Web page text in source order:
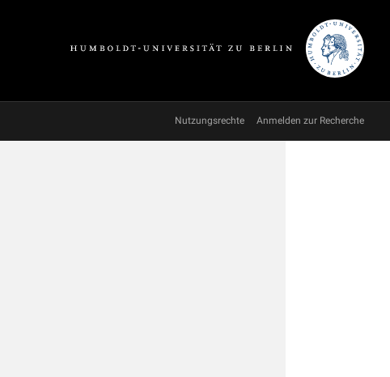
Nutzungsrechte Anmelden zur Recherche